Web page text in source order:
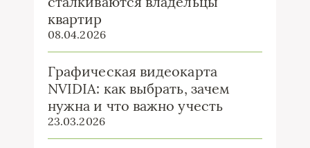
квартир
08.04.2026
Графическая видеокарта
NVIDIA: как выбрать, зачем
нужна и что важно учесть
23.03.2026